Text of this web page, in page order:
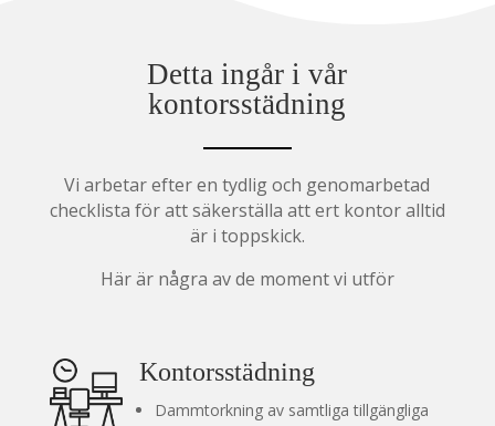
Detta ingår i vår
kontorsstädning
Vi arbetar efter en tydlig och genomarbetad
checklista för att säkerställa att ert kontor alltid
är i toppskick.
Här är några av de moment vi utför
Kontorsstädning
Dammtorkning av samtliga tillgängliga